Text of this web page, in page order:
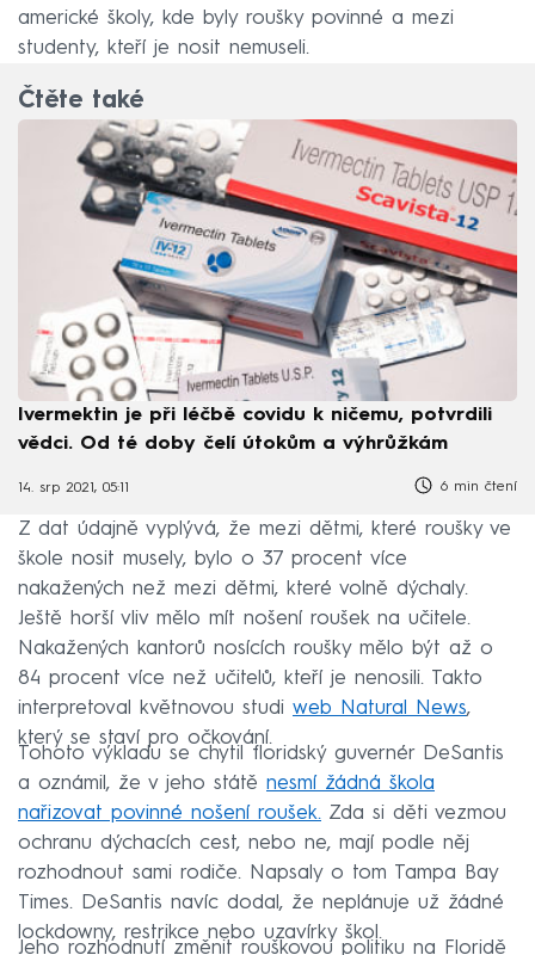
americké školy, kde byly roušky povinné a mezi
studenty, kteří je nosit nemuseli.
Čtěte také
Ivermektin je při léčbě covidu k ničemu, potvrdili
vědci. Od té doby čelí útokům a výhrůžkám
14. srp 2021, 05:11 6 min čtení
Z dat údajně vyplývá, že mezi dětmi, které roušky ve
škole nosit musely, bylo o 37 procent více
nakažených než mezi dětmi, které volně dýchaly.
Ještě horší vliv mělo mít nošení roušek na učitele.
Nakažených kantorů nosících roušky mělo být až o
84 procent více než učitelů, kteří je nenosili. Takto
interpretoval květnovou studi web Natural News,
který se staví pro očkování.
Tohoto výkladu se chytil floridský guvernér DeSantis
a oznámil, že v jeho státě nesmí žádná škola
nařizovat povinné nošení roušek. Zda si děti vezmou
ochranu dýchacích cest, nebo ne, mají podle něj
rozhodnout sami rodiče. Napsaly o tom Tampa Bay
Times. DeSantis navíc dodal, že neplánuje už žádné
lockdowny, restrikce nebo uzavírky škol.
Jeho rozhodnutí změnit rouškovou politiku na Floridě